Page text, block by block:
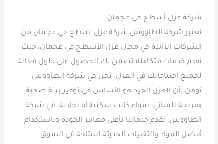
شركة عزل أسطح في عجمان
تعتبر شركة الطاووس شركة عزل اسطح في عجمان من
الشركات الرائدة في مجال عزل الأسطح في عجمان، حيث
تقدم خدمات متكاملة تضمن لك الحصول على حلول فعالة
لجميع احتياجاتك في العزل. نحن في شركة الطاووس
نؤمن بأن العزل الجيد هو الأساس في توفير بيئة صحية
ومريحة للمباني، سواء كانت سكنية أو تجارية. في شركة
الطاووس، نقدم خدماتنا بأعلى معايير الجودة وباستخدام
أفضل المواد والتقنيات الحديثة المتاحة في السوق.